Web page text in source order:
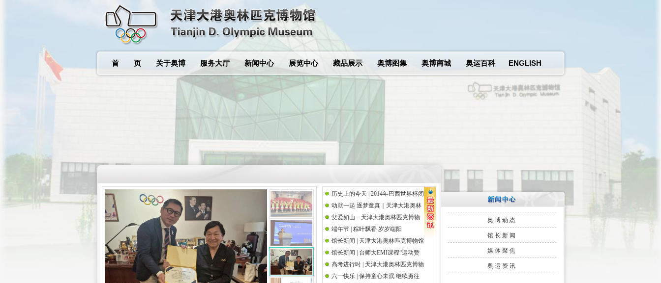
首 页 关于奥博 服务大厅 新闻中心 展览中心 藏品展示 奥博图集 奥博商城 奥运百科 ENGLISH
历史上的今天 | 2014年巴西世界杯闭
幕式
动就一起 逐梦童真｜天津大港奥林
匹克博物馆携手思而语幼儿园共庆
国际奥林匹克日
父爱如山---天津大港奥林匹克博物
馆祝天下父亲节日快乐
端午节 | 粽叶飘香 岁岁端阳
馆长新闻 | 天津大港奥林匹克博物馆
馆长吴经国先生参加第十八届海峡
论坛·海峡两岸关爱下一代成长论坛
馆长新闻 | 台师大EMI课程“运动赞
助策略研究”师生校外参访前国际奥
委会执行委员吴经国先生
高考进行时 | 天津大港奥林匹克博物
馆祝高考学子金榜题名
六一快乐 | 保持童心未泯 继续勇往
奥博动态
馆长新闻
媒体聚焦
奥运资讯